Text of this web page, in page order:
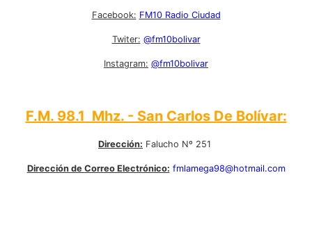
Facebook: FM10 Radio Ciudad
Twiter: @fm10bolivar
Instagram: @fm10bolivar
F.M. 98.1 Mhz. - San Carlos De Bolívar:
Dirección: Falucho Nº 251
Dirección de Correo Electrónico: fmlamega98@hotmail.com